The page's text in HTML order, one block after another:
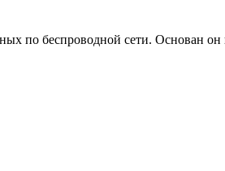
по беспроводной сети. Основан он